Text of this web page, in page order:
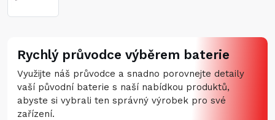
Rychlý průvodce výběrem baterie
Využijte náš průvodce a snadno porovnejte detaily
vaší původní baterie s naší nabídkou produktů,
abyste si vybrali ten správný výrobek pro své
zařízení.